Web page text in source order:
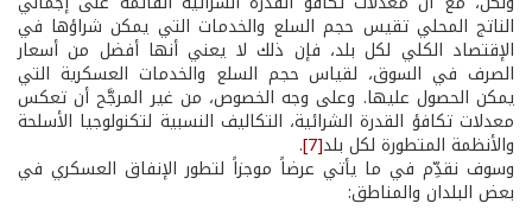
الناتج المحلي تقيس حجم السلع والخدمات التي يمكن شراؤها في
الإقتصاد الكلي لكل بلد، فإن ذلك لا يعني أنها أفضل من أسعار
الصرف في السوق، لقياس حجم السلع والخدمات العسكرية التي
يمكن الحصول عليها. وعلى وجه الخصوص، من غير المرجَّح أن تعكس
معدلات تكافؤ القدرة الشرائية، التكاليف النسبية لتكنولوجيا الأسلحة
والأنظمة المتطورة لكل بلد[7]
.
وسوف نقدِّم في ما يأتي عرضاً موجزاً لتطور الإنفاق العسكري في
بعض البلدان والمناطق: